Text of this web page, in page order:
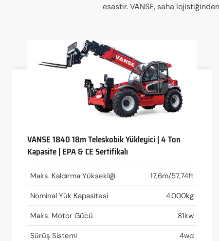
esastır. VANSE, saha
VANSE 1840 18m Teleskobik Yükleyici | 4 Ton
Kapasite | EPA & CE Sertifikalı
Maks. Kaldırma Yüksekliği 17,6m/57,74ft
Nominal Yük Kapasitesi 4.000kg
Maks. Motor Gücü 81kw
Sürüş Sistemi 4wd